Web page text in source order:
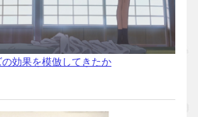
効果を模倣してきたか